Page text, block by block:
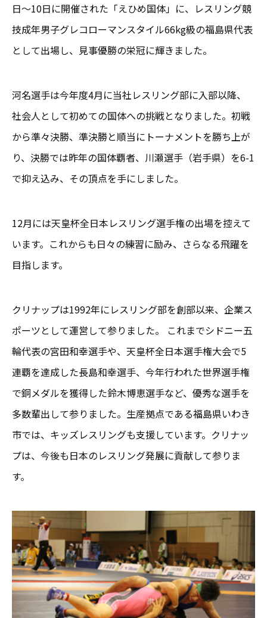
日～10日に開催された「えひめ国体」に、レスリング競
技成年男子グレコローマンスタイル66kg級の福島県代表
として出場し、見事優勝の栄冠に輝きました。
河名選手は今年度4月に当社レスリング部に入部以降、
社会人として初めての国体への挑戦となりました。初戦
から準々決勝、準決勝と順当にトーナメントを勝ち上が
り、決勝では昨年の国体覇者、川瀬選手（岩手県）を6-1
で抑え込み、その頂点を手にしました。
12月には天皇杯全日本レスリング選手権の出場を控えて
います。これからも日々の練習に励み、さらなる飛躍を
目指します。
クリナップは1992年にレスリング部を創部以来、企業ス
ポーツとして運営して参りました。 これまでシドニー五
輪代表の宮田和幸選手や、天皇杯全日本選手権大会で5
連覇を達成した長島和幸選手、今年行われた世界選手権
で銅メダルを獲得した鈴木博恵選手など、優秀な選手を
多数輩出して参りました。生産拠点である福島県いわき
市では、キッズレスリングも支援しています。クリナッ
プは、今後も日本のレスリング発展に貢献して参りま
す。